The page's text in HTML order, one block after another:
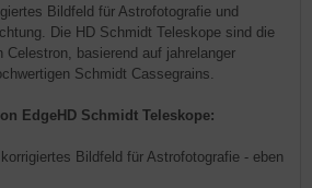
Bildfeld für Astrofotografie und
Die HD Schmidt Teleskope sind die
Celestron, basierend auf jahrelanger
Schmidt Cassegrains.
EdgeHD Schmidt Teleskope:
Bildfeld für Astrofotografie - eben